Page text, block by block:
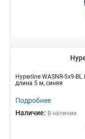
Hyperline WASNR-5x9-
длина 5 м, синяя
Подробнее
Наличие: В наличии